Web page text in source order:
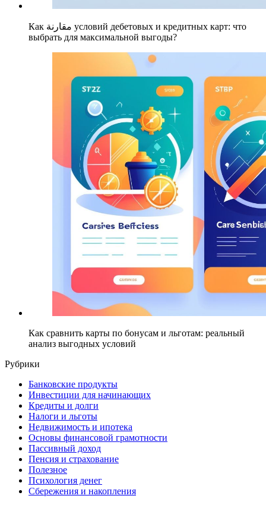
Как مقارنة условий дебетовых и кредитных карт: что
выбрать для максимальной выгоды?
Как сравнить карты по бонусам и льготам: реальный
анализ выгодных условий
Рубрики
Банковские продукты
Инвестиции для начинающих
Кредиты и долги
Налоги и льготы
Недвижимость и ипотека
Основы финансовой грамотности
Пассивный доход
Пенсия и страхование
Полезное
Психология денег
Сбережения и накопления